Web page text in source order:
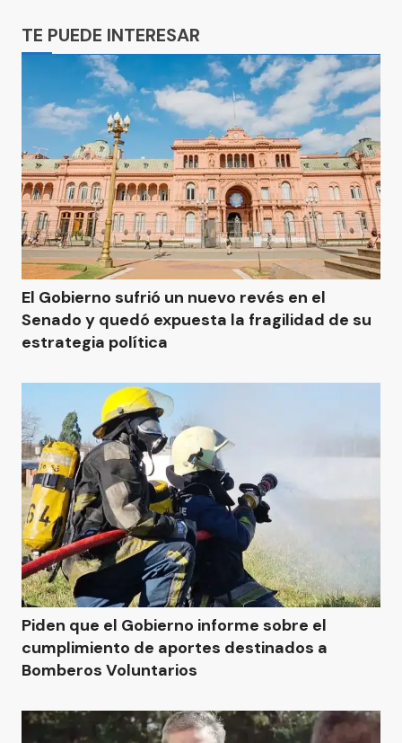
TE PUEDE INTERESAR
El Gobierno sufrió un nuevo revés en el
Senado y quedó expuesta la fragilidad de su
estrategia política
Piden que el Gobierno informe sobre el
cumplimiento de aportes destinados a
Bomberos Voluntarios